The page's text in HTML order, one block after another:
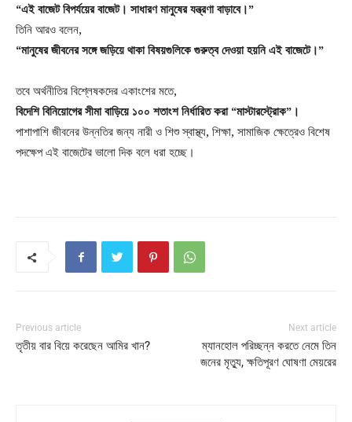
“এই বাজেট বিপর্যয়ের বাজেট। সাধারণ মানুষের যন্ত্রণা বাড়াবে।”
তিনি আরও বলেন,
“মানুষের জীবনের সঙ্গে জড়িয়ে থাকা বিষয়গুলিকে গুরুত্ব দেওয়া হয়নি এই বাজেটে।”
তবে অর্থনীতির বিশ্লেষকদের একাংশের মতে,
বিদেশি বিনিয়োগের সীমা বাড়িয়ে ১০০ শতাংশ নির্ধারিত করা “মাস্টারস্ট্রোক”।
পাশাপাশি জীবনের উন্নতির জন্য নারী ও শিশু স্বাস্থ্য, শিক্ষা, সামাজিক ক্ষেত্রেও বিশেষ
পদক্ষেপ এই বাজেটের ভালো দিক বলে ধরা হচ্ছে।
Previous article
তৃতীয় বার বিয়ে করেছেন আমির খান?
Next article
ম্যানহোল পরিচ্ছন্ন করতে নেমে তিন
জনের মৃত্যু, ক্ষতিপূরণ ঘোষণা মেয়রের